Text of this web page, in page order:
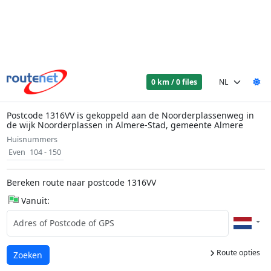
0 km / 0 files
Postcode 1316VV is gekoppeld aan de Noorderplassenweg in
de wijk Noorderplassen in Almere-Stad, gemeente Almere
Huisnummers
Even 104 - 150
Bereken route naar postcode 1316VV
Vanuit:
Route opties
Laden...
Zoeken